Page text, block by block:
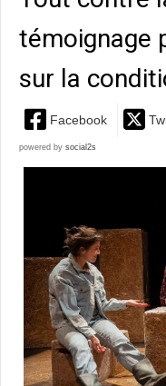
témoignage
sur la
Facebook
powered by social2s